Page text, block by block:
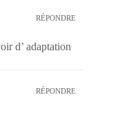
RÉPONDRE
d’ adaptation
RÉPONDRE